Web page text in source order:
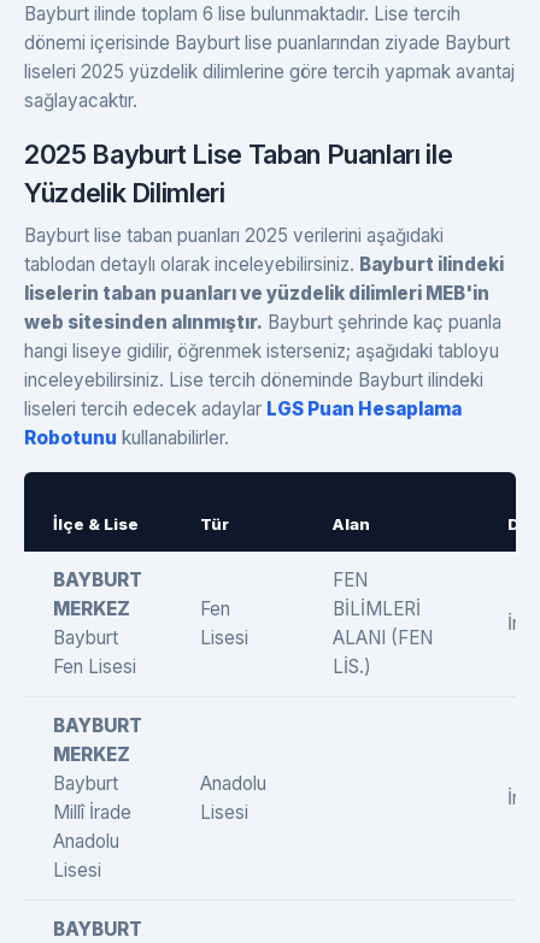
Bayburt ilinde toplam 6 lise bulunmaktadır. Lise tercih
dönemi içerisinde Bayburt lise puanlarından ziyade Bayburt
liseleri 2025 yüzdelik dilimlerine göre tercih yapmak avantaj
sağlayacaktır.
2025 Bayburt Lise Taban Puanları ile
Yüzdelik Dilimleri
Bayburt lise taban puanları 2025 verilerini aşağıdaki
tablodan detaylı olarak inceleyebilirsiniz. Bayburt ilindeki
liselerin taban puanları ve yüzdelik dilimleri MEB'in
web sitesinden alınmıştır. Bayburt şehrinde kaç puanla
hangi liseye gidilir, öğrenmek isterseniz; aşağıdaki tabloyu
inceleyebilirsiniz. Lise tercih döneminde Bayburt ilindeki
liseleri tercih edecek adaylar LGS Puan Hesaplama
Robotunu kullanabilirler.
İlçe & Lise Tür Alan Dil
BAYBURT
MERKEZ
Bayburt
Fen Lisesi
Fen
Lisesi
FEN
BİLİMLERİ
ALANI (FEN
LİS.)
BAYBURT
MERKEZ
Bayburt
Millî İrade
Anadolu
Lisesi
Anadolu
Lisesi
BAYBURT